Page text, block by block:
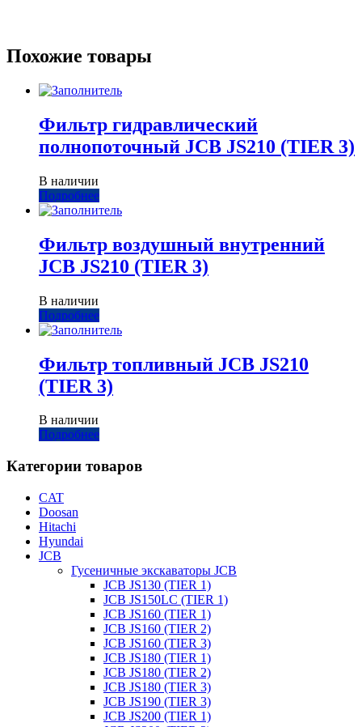
Похожие товары
Фильтр гидравлический
полнопоточный JCB JS210 (TIER 3)
В наличии
Подробнее
Фильтр воздушный внутренний
JCB JS210 (TIER 3)
В наличии
Подробнее
Фильтр топливный JCB JS210
(TIER 3)
В наличии
Подробнее
Категории товаров
CAT
Doosan
Hitachi
Hyundai
JCB
Гусеничные экскаваторы JCB
JCB JS130 (TIER 1)
JCB JS150LC (TIER 1)
JCB JS160 (TIER 1)
JCB JS160 (TIER 2)
JCB JS160 (TIER 3)
JCB JS180 (TIER 1)
JCB JS180 (TIER 2)
JCB JS180 (TIER 3)
JCB JS190 (TIER 3)
JCB JS200 (TIER 1)